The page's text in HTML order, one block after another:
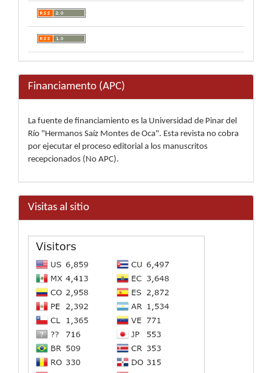
Financiamento (APC)
La fuente de financiamiento es la Universidad de Pinar del
Río "Hermanos Saíz Montes de Oca". Esta revista no cobra
por ejecutar el proceso editorial a los manuscritos
recepcionados (No APC).
Visitas al sitio